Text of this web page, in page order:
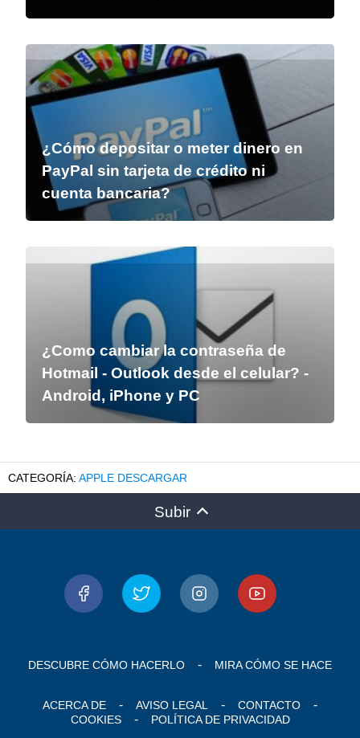
¿Cómo depositar o meter dinero en
PayPal sin tarjeta de crédito ni
cuenta bancaria?
¿Como cambiar la contraseña de
Hotmail - Outlook desde el celular? -
Android, iPhone y PC
APPLE DESCARGAR
Subir
DESCUBRE CÓMO HACERLO MIRA CÓMO SE HACE
ACERCA DE AVISO LEGAL
CONTACTO
COOKIES
POLÍTICA DE PRIVACIDAD